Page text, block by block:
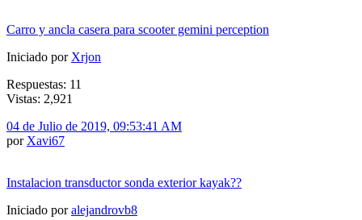
Carro y ancla casera para scooter gemini perception
Iniciado por Xrjon
Respuestas: 11
Vistas: 2,921
04 de Julio de 2019, 09:53:41 AM
por Xavi67
Instalacion transductor sonda exterior kayak??
Iniciado poralejandrovb8